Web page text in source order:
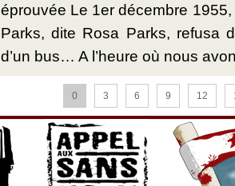
éprouvée Le 1er décembre
Parks, dite Rosa Parks, refusa
d’un bus… A l’heure où nous
0 3 6 9 12